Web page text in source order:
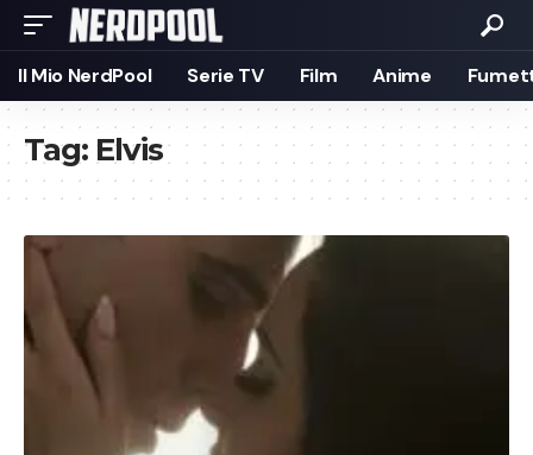
Il Mio NerdPool Serie TV Film Anime
Tag: Elvis